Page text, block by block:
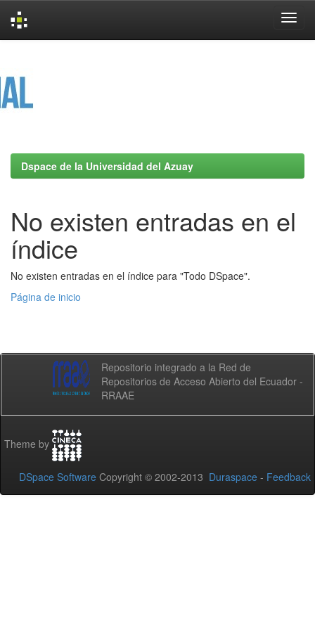
Dspace de la Universidad del Azuay
No existen entradas en el
índice
No existen entradas en el índice para "Todo DSpace".
Página de inicio
Repositorio integrado a la Red de
Repositorios de Acceso Abierto del Ecuador -
RRAAE
Theme by
DSpace Software Copyright © 2002-2013 Duraspace - Feedback